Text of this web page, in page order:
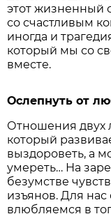
этот жизненный
со счастливым
иногда и
который мы со
вместе.
Ослепнуть от
Отношения двух
который
выздороветь, а
умереть… На
безумстве
изъянов. Для
влюбляемся в